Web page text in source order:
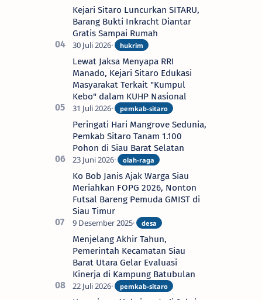
Kejari Sitaro Luncurkan SITARU,
Barang Bukti Inkracht Diantar
Gratis Sampai Rumah
Lewat Jaksa Menyapa RRI
Manado, Kejari Sitaro Edukasi
Masyarakat Terkait "Kumpul
Kebo" dalam KUHP Nasional
Peringati Hari Mangrove Sedunia,
Pemkab Sitaro Tanam 1.100
Pohon di Siau Barat Selatan
Ko Bob Janis Ajak Warga Siau
Meriahkan FOPG 2026, Nonton
Futsal Bareng Pemuda GMIST di
Siau Timur
Menjelang Akhir Tahun,
Pemerintah Kecamatan Siau
Barat Utara Gelar Evaluasi
Kinerja di Kampung Batubulan